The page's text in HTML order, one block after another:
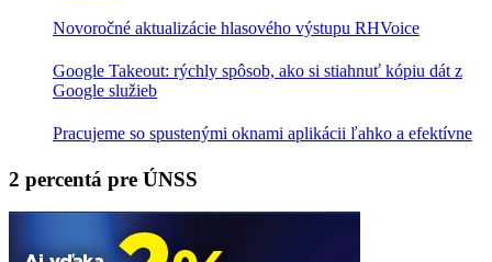
Novoročné aktualizácie hlasového výstupu RHVoice
Google Takeout: rýchly spôsob, ako si stiahnuť kópiu dát z
Google služieb
Pracujeme so spustenými oknami aplikácii ľahko a efektívne
2 percentá pre ÚNSS